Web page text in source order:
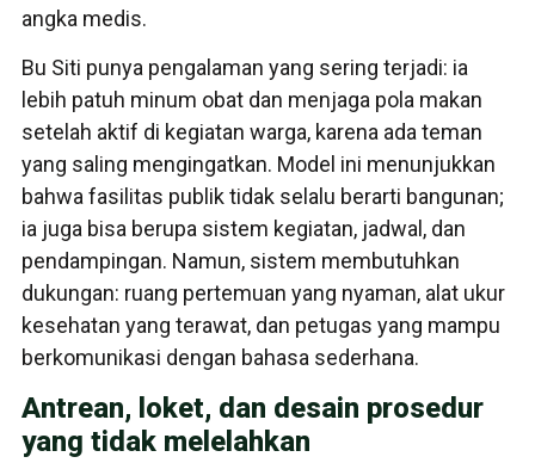
angka medis.
Bu Siti punya pengalaman yang sering terjadi: ia
lebih patuh minum obat dan menjaga pola makan
setelah aktif di kegiatan warga, karena ada teman
yang saling mengingatkan. Model ini menunjukkan
bahwa fasilitas publik tidak selalu berarti bangunan;
ia juga bisa berupa sistem kegiatan, jadwal, dan
pendampingan. Namun, sistem membutuhkan
dukungan: ruang pertemuan yang nyaman, alat ukur
kesehatan yang terawat, dan petugas yang mampu
berkomunikasi dengan bahasa sederhana.
Antrean, loket, dan desain prosedur
yang tidak melelahkan